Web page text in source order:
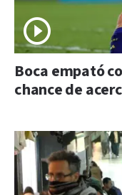
Boca empató
chance de